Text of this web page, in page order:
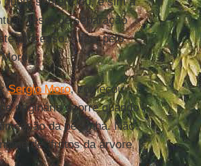
“tese” de separação
processo. Aliás, pelo
Sergio Moro, começou
originária ocorre quando
da peçonha. Não
de “frutos da árvore